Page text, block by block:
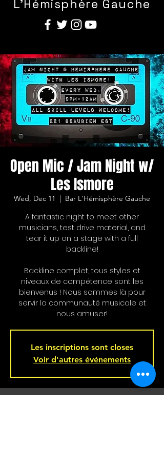
L'Hémisphère Gauche
Open Mic / Jam Night w/
Les Ismore
Wed, Dec 11 Bar L'Hémisphère Gauche
A fantastic night to meet other
musicians, test drive material, and
tear it up on a stage with a full
backline!
Backline complet, tous styles et
niveaux de compétence sont les
bienvenus ! Nous sommes là pour
servir la communauté musicale et
nous amuser!
Les inscriptions sont closes
Voir d'autres événements